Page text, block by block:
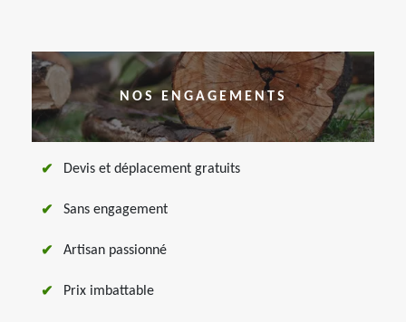
NOS ENGAGEMENTS
Devis et déplacement gratuits
Sans engagement
Artisan passionné
Prix imbattable